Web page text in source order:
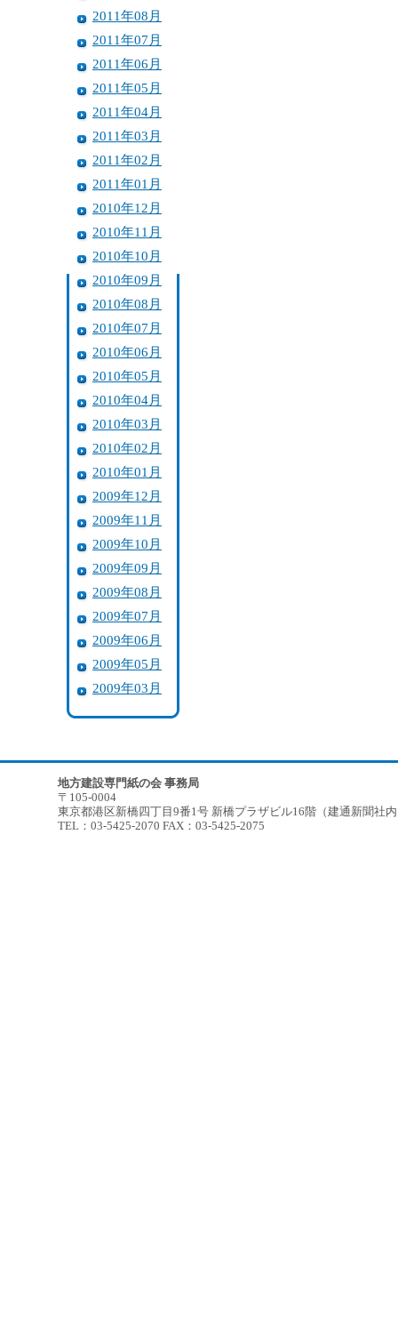
2011年08月
2011年07月
2011年06月
2011年05月
2011年04月
2011年03月
2011年02月
2011年01月
2010年12月
2010年11月
2010年10月
2010年09月
2010年08月
2010年07月
2010年06月
2010年05月
2010年04月
2010年03月
2010年02月
2010年01月
2009年12月
2009年11月
2009年10月
2009年09月
2009年08月
2009年07月
2009年06月
2009年05月
2009年03月
地方建設専門紙の会 事務局
〒105-0004
東京都港区新橋四丁目9番1号 新橋プラザビル16階（建通新聞社
TEL：03-5425-2070 FAX：03-5425-2075